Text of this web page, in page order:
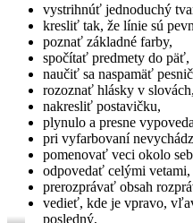
vystrihnúť jednoduchý
kresliť tak, že línie sú
poznať základné farby,
spočítať predmety do päť,
naučiť sa naspamäť
rozoznať hlásky v slovách,
nakresliť postavičku,
plynulo a presne
pri vyfarbovaní
pomenovať veci okolo
odpovedať celými vetami,
prerozprávať obsah
vedieť, kde je vpravo,
posledný,